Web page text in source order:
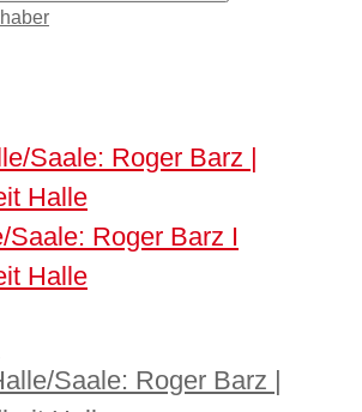
Saale: Roger Barz I
Halle